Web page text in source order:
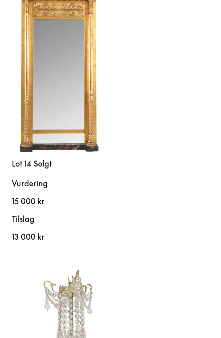
Lot 14 Solgt
Vurdering
15 000 kr
Tilslag
13 000 kr